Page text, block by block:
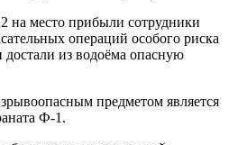
на место прибыли сотрудники
операций особого риска
из водоёма опасную
предметом является
Ф-1.